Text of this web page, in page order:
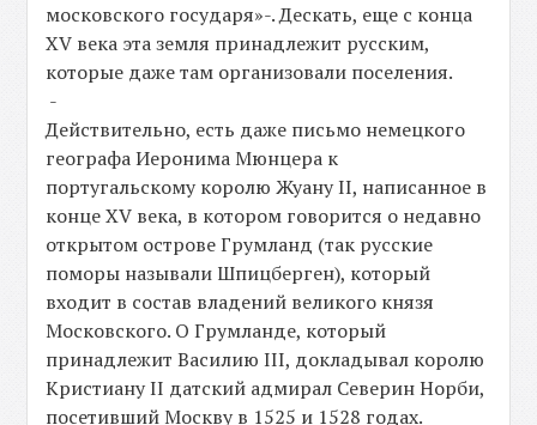
московского государя»-. Дескать, еще с конца
XV века эта земля принадлежит русским,
которые даже там организовали поселения.
-
Действительно, есть даже письмо немецкого
географа Иеронима Мюнцера к
португальскому королю Жуану II, написанное в
конце XV века, в котором говорится о недавно
открытом острове Грумланд (так русские
поморы называли Шпицберген), который
входит в состав владений великого князя
Московского. О Грумланде, который
принадлежит Василию III, докладывал королю
Кристиану II датский адмирал Северин Норби,
посетивший Москву в 1525 и 1528 годах.